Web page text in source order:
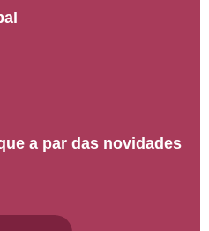
a par das novidades